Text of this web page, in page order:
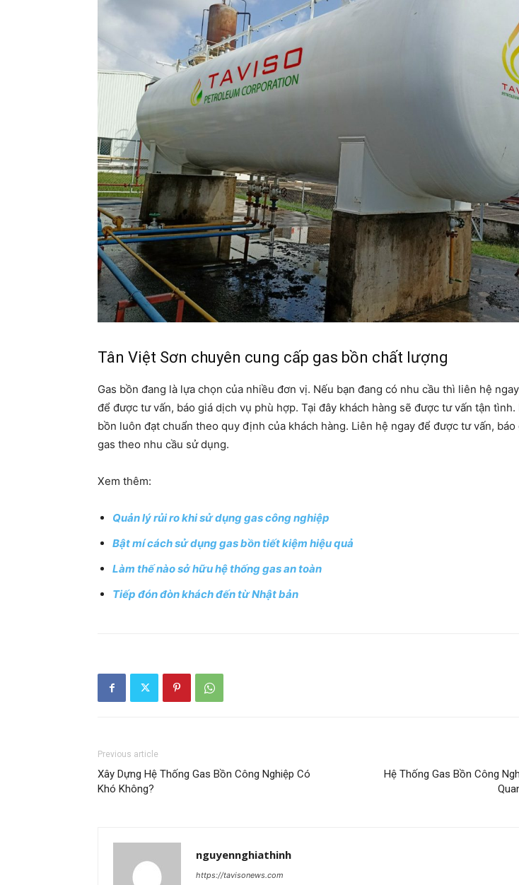
Tân Việt Sơn chuyên cung cấp gas bồn chất lượng
Gas bồn đang là lựa chọn của nhiều đơn vị. Nếu bạn đang có nhu cầu thì liên hệ
để được tư vấn, báo giá dịch vụ phù hợp. Tại đây khách hàng sẽ được tư vấn tận tình.
bồn luôn đạt chuẩn theo quy định của khách hàng. Liên hệ ngay để được tư vấn,
gas theo nhu cầu sử dụng.
Xem thêm:
Quản lý rủi ro khi sử dụng gas công nghiệp
Bật mí cách sử dụng gas bồn tiết kiệm hiệu quả
Làm thế nào sở hữu hệ thống gas an toàn
Tiếp đón đòn khách đến từ Nhật bản
Previous article
Xây Dựng Hệ Thống Gas Bồn Công Nghiệp Có
Khó Không?
Hệ Thống Gas Bồn Công
nguyennghiathinh
https://tavisonews.com